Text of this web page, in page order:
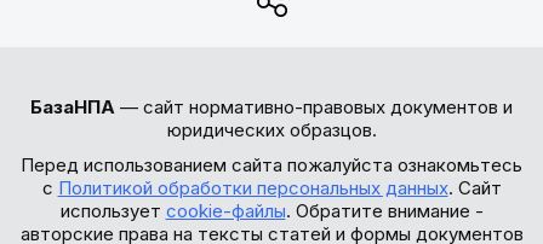
БазаНПА — сайт нормативно-правовых документов и
юридических образцов.
Перед использованием сайта пожалуйста ознакомьтесь
с Политикой обработки персональных данных. Сайт
использует cookie-файлы. Обратите внимание -
авторские права на тексты статей и формы документов